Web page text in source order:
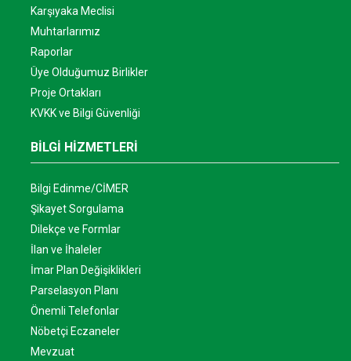
Karşıyaka Meclisi
Muhtarlarımız
Raporlar
Üye Olduğumuz Birlikler
Proje Ortakları
KVKK ve Bilgi Güvenliği
BİLGİ HİZMETLERİ
Bilgi Edinme/CİMER
Şikayet Sorgulama
Dilekçe ve Formlar
İlan ve İhaleler
İmar Plan Değişiklikleri
Parselasyon Planı
Önemli Telefonlar
Nöbetçi Eczaneler
Mevzuat